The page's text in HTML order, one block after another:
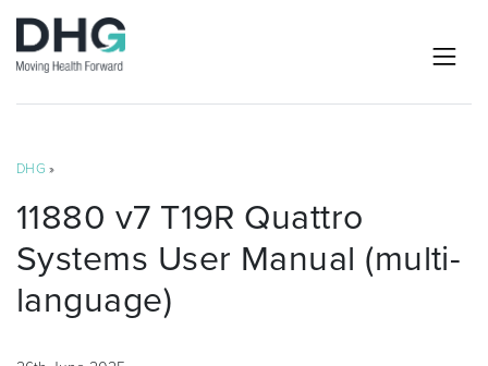
DHG »
11880 v7 T19R Quattro
Systems User Manual (multi-
language)